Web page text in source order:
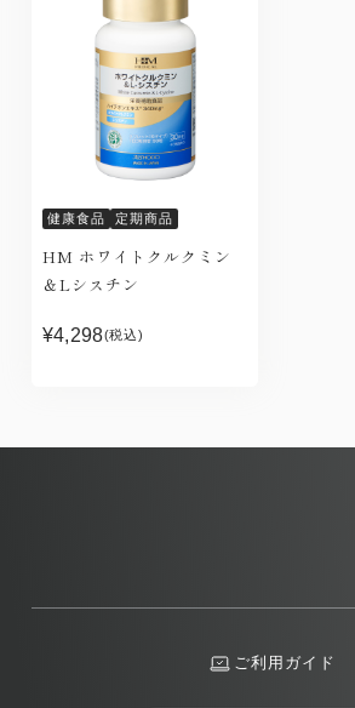
健康食品 定期商品
HM ホワイトクルクミン
＆Lシスチン
¥4,298(税込)
ご利用ガイド